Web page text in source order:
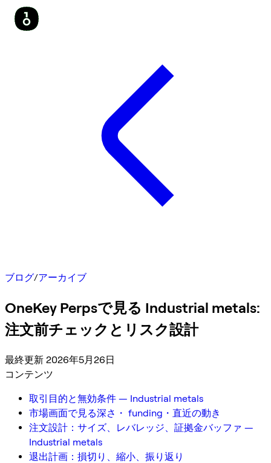
ブログ/アーカイブ
OneKey Perpsで見る Industrial metals:
注文前チェックとリスク設計
最終更新 2026年5月26日
コンテンツ
取引目的と無効条件 — Industrial metals
市場画面で見る深さ・ funding・直近の動き
注文設計：サイズ、レバレッジ、証拠金バッファ —
Industrial metals
退出計画：損切り、縮小、振り返り